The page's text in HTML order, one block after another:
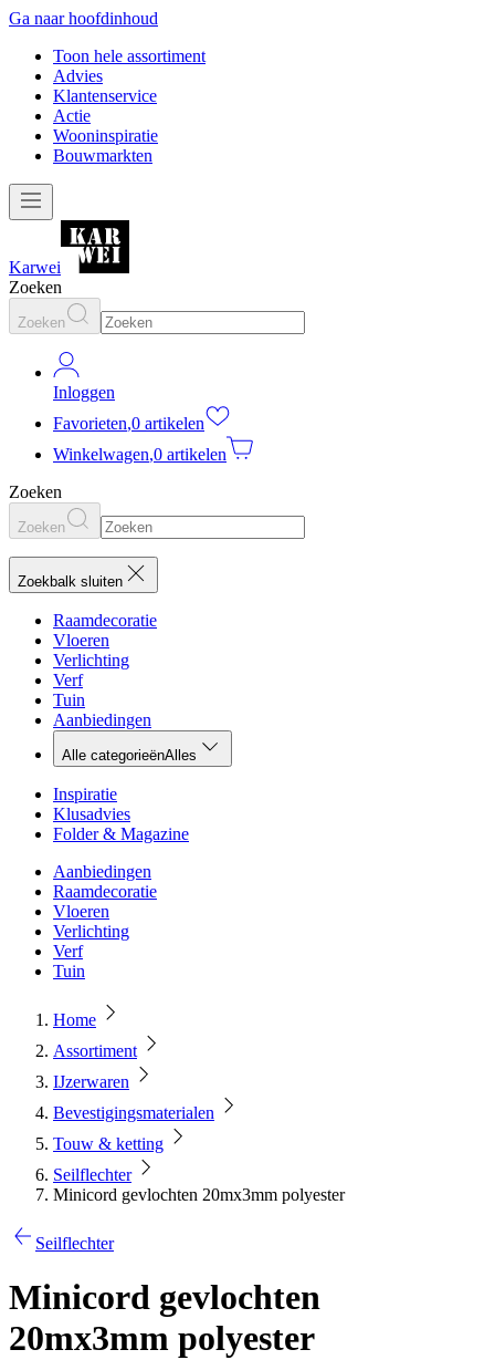
Ga naar hoofdinhoud
Toon hele assortiment
Advies
Klantenservice
Actie
Wooninspiratie
Bouwmarkten
Karwei
Zoeken
Zoeken
Inloggen
Favorieten,0 artikelen
Winkelwagen,0 artikelen
Zoeken
Zoeken
Zoekbalk sluiten
Raamdecoratie
Vloeren
Verlichting
Verf
Tuin
Aanbiedingen
Alle categorieënAlles
Inspiratie
Klusadvies
Folder & Magazine
Aanbiedingen
Raamdecoratie
Vloeren
Verlichting
Verf
Tuin
Home
Assortiment
IJzerwaren
Bevestigingsmaterialen
Touw & ketting
Seilflechter
Minicord gevlochten 20mx3mm polyester
Seilflechter
Minicord gevlochten
20mx3mm polyester